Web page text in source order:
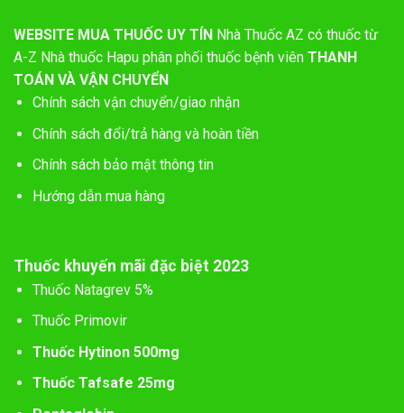
WEBSITE MUA THUỐC UY TÍN Nhà Thuốc AZ có thuốc từ
A-Z Nhà thuốc Hapu phân phối thuốc bệnh viên THANH
TOÁN VÀ VẬN CHUYỂN
Chính sách vận chuyển/giao nhận
Chính sách đổi/trả hàng và hoàn tiền
Chính sách bảo mật thông tin
Hướng dẫn mua hàng
Thuốc khuyến mãi đặc biệt 2023
Thuốc Natagrev 5%
Thuốc Primovir
Thuốc Hytinon 500mg
Thuốc Tafsafe 25mg